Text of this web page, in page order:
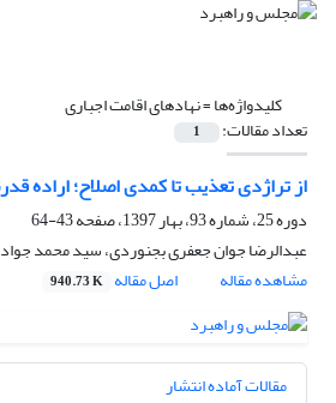
کلیدواژه‌ها =نهادهای اقامت اجباری
تعداد مقالات: 1
از تراژدی تعذیب تا کمدی اصلاح؛ اراده
دوره 25، شماره 93، بهار 1397، صفحه
43-64
عبدالرضا جوان جعفری بجنوردی، سید محمد
مشاهده مقاله
اصل مقاله 940.73 K
مقالات آماده انتشار